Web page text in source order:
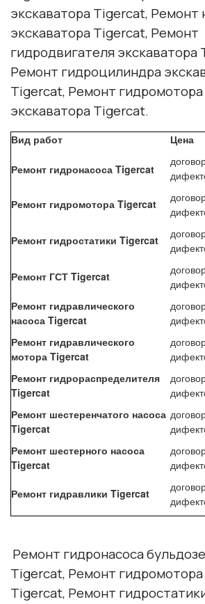
экскаватора Tigercat, Ремонт
экскаватора Tigercat, Ремонт
гидродвигателя экскаватора
Ремонт гидроцилиндра
Tigercat, Ремонт
экскаватора Tigercat.
Вид работ Цена
Ремонт гидронасоса Tigercat
Ремонт гидромотора Tigercat
Ремонт гидростатики Tigercat
Ремонт ГСТ Tigercat
Ремонт гидравлического
насоса Tigercat
Ремонт гидравлического
мотора Tigercat
Ремонт гидрораспределителя
Tigercat
Ремонт шестеренчатого насоса
Tigercat
Ремонт шестерного насоса
Tigercat
Ремонт гидравлики Tigercat
Ремонт гидронасоса
Tigercat, Ремонт гидромотора
Tigercat, Ремонт